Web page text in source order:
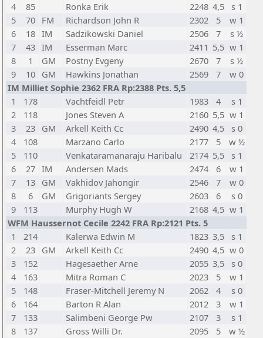
4
85 Ronka Erik 2248 4,5 s 1
5
70 FM Richardson John R 2302 5
w 1
6
18 IM Sadzikowski Daniel 2506 7
s ½
7
43 IM Esserman Marc 2411 5,5 w 1
8
1 GM Postny Evgeny 2670 7
s ½
9
10 GM Hawkins Jonathan 2569 7
w 0
IM Milliet Sophie 2362 FRA Rp:2388 Pts. 5,5
1
178 Vachtfeidl Petr 1983 4
s 1
2
118 Jones Steven A 2160 5,5 w 1
3
23 GM Arkell Keith Cc 2490 4,5
s 0
4
108 Marzano Carlo 2177 5
w ½
5
110 Venkataramanaraju Haribalu 2174 5,5
s 1
6
27 IM Andersen Mads 2474 6
w 1
7
13 GM Vakhidov Jahongir 2546 7
w 0
8
6 GM Grigoriants Sergey 2603 6
s 0
9
113 Murphy Hugh W 2168 4,5 w 1
WFM Haussernot Cecile 2242 FRA Rp:2121 Pts. 5
1
214 Kalerwa Edwin M 1823 3,5
s 1
2
23 GM Arkell Keith Cc 2490 4,5 w 0
3
152 Hagesaether Arne 2055 3,5
s 0
4
163 Mitra Roman C 2023 5
w 1
5
148 Fraser-Mitchell Jeremy N 2062 4
s 0
6
164 Barton R Alan 2012 3
w 1
7
133 Salimbeni George Pw 2107 3
s 1
8
137 Gross Willi Dr. 2095 5
w ½